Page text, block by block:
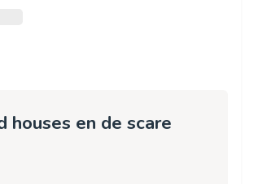
houses en de scare